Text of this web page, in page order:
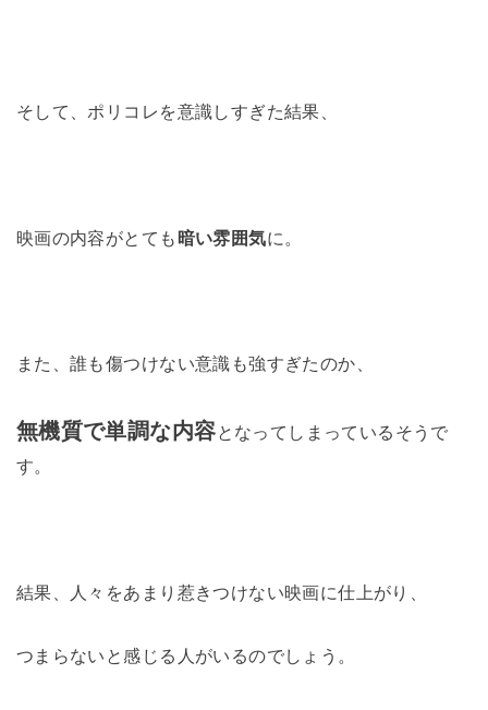
そして、ポリコレを意識しすぎた結果、
映画の内容がとても 暗い雰囲気に。
また、誰も傷つけない意識も強すぎたのか、
無機質で単調な内容となってしまっているそうで
す。
結果、人々をあまり惹きつけない映画に仕上がり、
つまらないと感じる人がいるのでしょう。